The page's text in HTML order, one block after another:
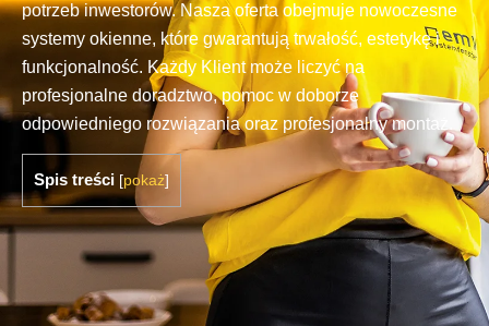
potrzeb inwestorów. Nasza oferta obejmuje nowoczesne
systemy okienne, które gwarantują trwałość, estetykę i
funkcjonalność. Każdy Klient może liczyć na
profesjonalne doradztwo, pomoc w doborze
odpowiedniego rozwiązania oraz profesjonalny montaż.
Spis treści [pokaż]